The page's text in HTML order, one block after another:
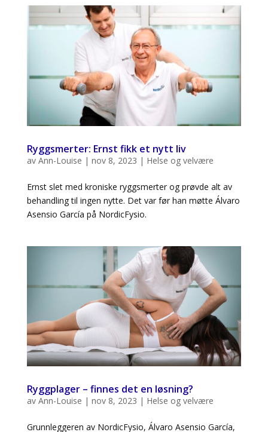
Ryggsmerter: Ernst fikk et nytt liv
av Ann-Louise | nov 8, 2023 | Helse og velvære
Ernst slet med kroniske ryggsmerter og prøvde alt av
behandling til ingen nytte. Det var før han møtte Álvaro
Asensio García på NordicFysio.
Ryggplager – finnes det en løsning?
av Ann-Louise | nov 8, 2023 | Helse og velvære
Grunnleggeren av NordicFysio, Álvaro Asensio García,